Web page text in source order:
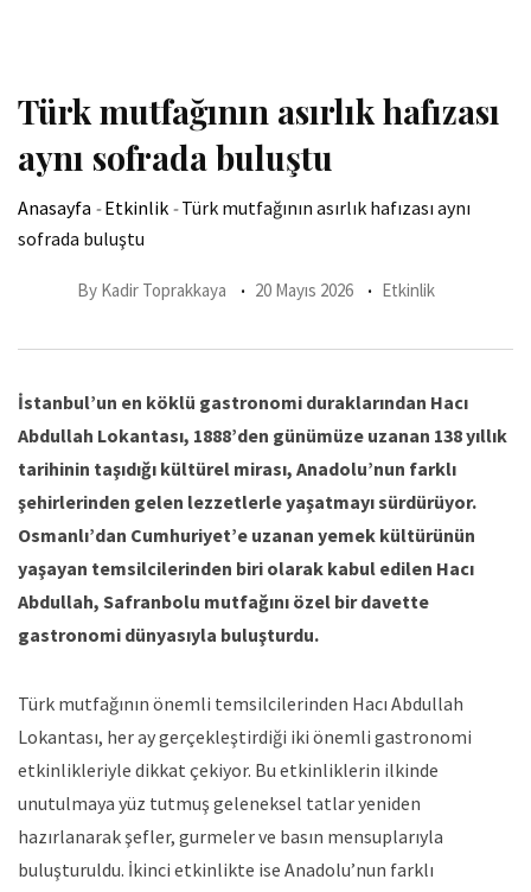
Türk mutfağının asırlık hafızası
aynı sofrada buluştu
Anasayfa -Etkinlik -Türk mutfağının asırlık hafızası aynı
sofrada buluştu
By Kadir Toprakkaya 20 Mayıs 2026 Etkinlik
İstanbul’un en köklü gastronomi duraklarından Hacı
Abdullah Lokantası, 1888’den günümüze uzanan 138 yıllık
tarihinin taşıdığı kültürel mirası, Anadolu’nun farklı
şehirlerinden gelen lezzetlerle yaşatmayı sürdürüyor.
Osmanlı’dan Cumhuriyet’e uzanan yemek kültürünün
yaşayan temsilcilerinden biri olarak kabul edilen Hacı
Abdullah, Safranbolu mutfağını özel bir davette
gastronomi dünyasıyla buluşturdu.
Türk mutfağının önemli temsilcilerinden Hacı Abdullah
Lokantası, her ay gerçekleştirdiği iki önemli gastronomi
etkinlikleriyle dikkat çekiyor. Bu etkinliklerin ilkinde
unutulmaya yüz tutmuş geleneksel tatlar yeniden
hazırlanarak şefler, gurmeler ve basın mensuplarıyla
buluşturuldu. İkinci etkinlikte ise Anadolu’nun farklı